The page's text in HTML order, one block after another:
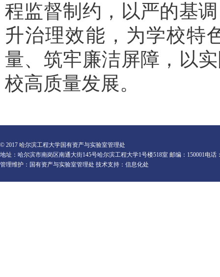
程监督制约，以严的基
升治理效能，为学校特
量、筑牢廉洁屏障，以
校高质量发展。
© 2017 哈尔滨工程大学国有资产与实验室管理处
地址：哈尔滨市南岗区南通大街145号哈尔滨工程大学1号楼518室 邮编：150001电话
管理维护：国有资产与实验室管理处 技术支持：信息化处